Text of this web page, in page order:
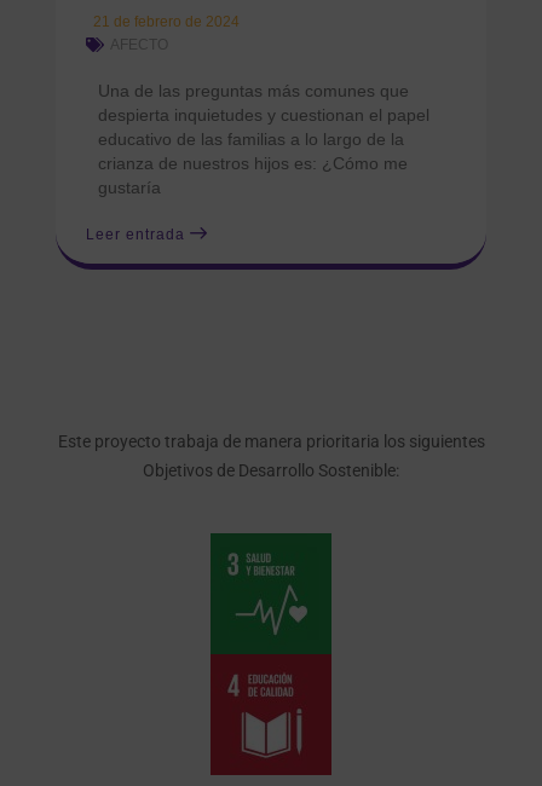
21 de febrero de 2024
AFECTO
Una de las preguntas más comunes que
despierta inquietudes y cuestionan el papel
educativo de las familias a lo largo de la
crianza de nuestros hijos es: ¿Cómo me
gustaría
Leer entrada
Este proyecto trabaja de manera prioritaria los siguientes
Objetivos de Desarrollo Sostenible: